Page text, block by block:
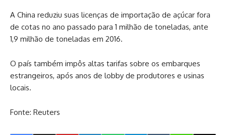
A China reduziu suas licenças de importação de açúcar fora
de cotas no ano passado para 1 milhão de toneladas, ante
1,9 milhão de toneladas em 2016.
O país também impôs altas tarifas sobre os embarques
estrangeiros, após anos de lobby de produtores e usinas
locais.
Fonte: Reuters